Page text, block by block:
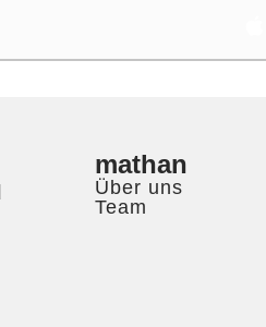
mathan
Über uns
Team